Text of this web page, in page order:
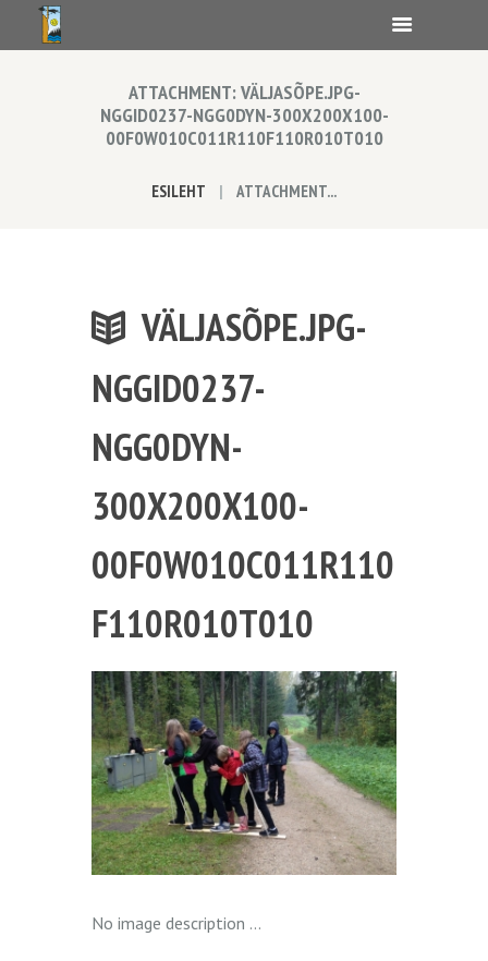
ATTACHMENT: VÄLJASÕPE.JPG-
NGGID0237-NGG0DYN-300X200X100-
00F0W010C011R110F110R010T010
ESILEHT ATTACHMENT...
VÄLJASÕPE.JPG-
NGGID0237-
NGG0DYN-
300X200X100-
00F0W010C011R110
F110R010T010
No image description ...